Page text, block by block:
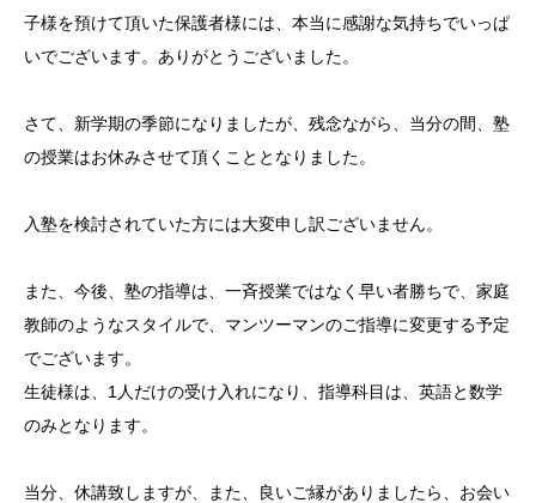
子様を預けて頂いた保護者様には、本当に感謝な気持ちでいっぱ
いでございます。ありがとうございました。
さて、新学期の季節になりましたが、残念ながら、当分の間、塾
の授業はお休みさせて頂くこととなりました。
入塾を検討されていた方には大変申し訳ございません。
また、今後、塾の指導は、一斉授業ではなく早い者勝ちで、家庭
教師のようなスタイルで、マンツーマンのご指導に変更する予定
でございます。
生徒様は、1人だけの受け入れになり、指導科目は、英語と数学
のみとなります。
当分、休講致しますが、また、良いご縁がありましたら、お会い